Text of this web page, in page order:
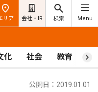
リア 会社・IR 検索 Menu
化 社会 教育 ス
公開日：2019.01.01